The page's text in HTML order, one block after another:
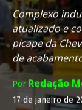
Complexo
atualizado e
picape da
de
Por Redação
17 de janeiro de